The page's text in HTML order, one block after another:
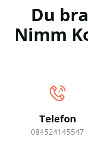
Du
Nimm
Telefon
084524145547